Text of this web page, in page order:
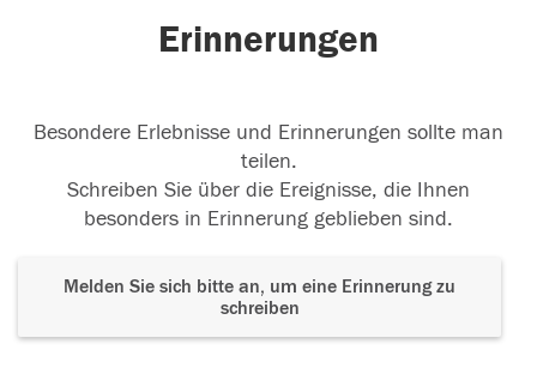
Erinnerungen
Besondere Erlebnisse und Erinnerungen sollte man
teilen.
Schreiben Sie über die Ereignisse, die Ihnen
besonders in Erinnerung geblieben sind.
Melden Sie sich bitte an, um eine Erinnerung zu
schreiben